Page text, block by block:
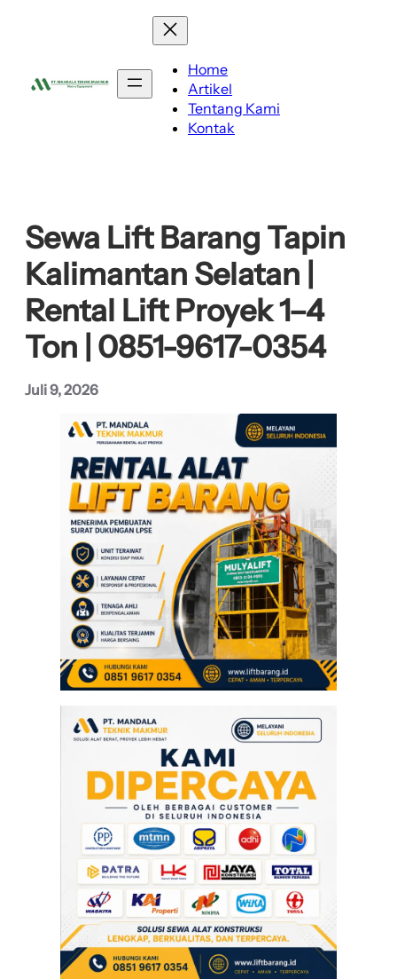
Home
Artikel
Tentang Kami
Kontak
Sewa Lift Barang Tapin
Kalimantan Selatan |
Rental Lift Proyek 1–4
Ton | 0851-9617-0354
Juli 9, 2026